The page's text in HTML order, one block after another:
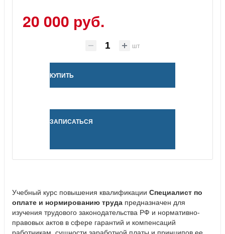
20 000 руб.
шт
КУПИТЬ
ЗАПИСАТЬСЯ
Учебный курс повышения квалификации Специалист по
оплате и нормированию труда предназначен для
изучения трудового законодательства РФ и нормативно-
правовых актов в сфере гарантий и компенсаций